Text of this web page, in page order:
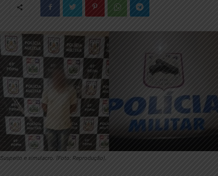
Suspeito e simulacro. (Foto: Reprodução).